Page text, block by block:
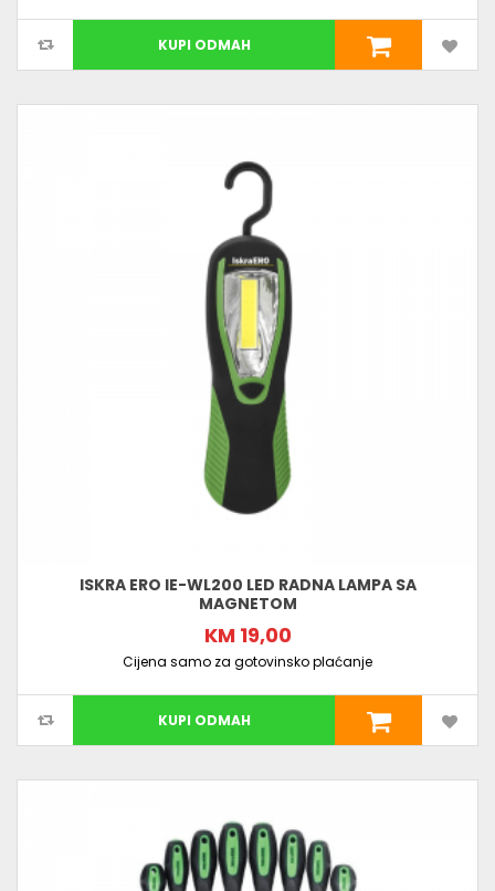
KUPI ODMAH
ISKRA ERO IE-WL200 LED RADNA LAMPA SA
MAGNETOM
KM 19,00
Cijena samo za gotovinsko plaćanje
KUPI ODMAH